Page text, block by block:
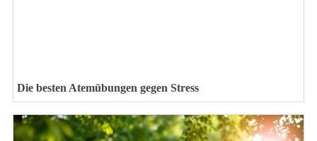
Die besten Atemübungen gegen Stress